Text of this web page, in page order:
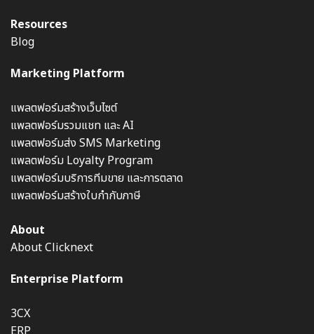
Resources
Blog
Marketing Platform
แพลตฟอร์มสร้างเว็บไซต์
แพลตฟอร์มรวมแชท และ AI
แพลตฟอร์มส่ง SMS Marketing
แพลตฟอร์ม Loyalty Program
แพลตฟอร์มบริการทีมขาย และการตลาด
แพลตฟอร์มสร้างใบกำกับภาษี
About
About Clicknext
Enterprise Platform
3CX